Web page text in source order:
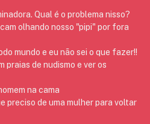
Qual é o problema nisso?
olhando nosso "pipi" por fora
mundo e eu não sei o que fazer!!
praias de nudismo e ver os
na cama
preciso de uma mulher para voltar